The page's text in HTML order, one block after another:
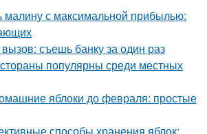
малину с максимальной прибылью:
съешь банку за один раз
популярны среди местных
яблоки до февраля: простые